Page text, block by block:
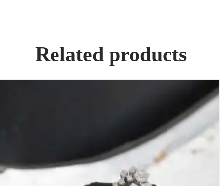
Related products